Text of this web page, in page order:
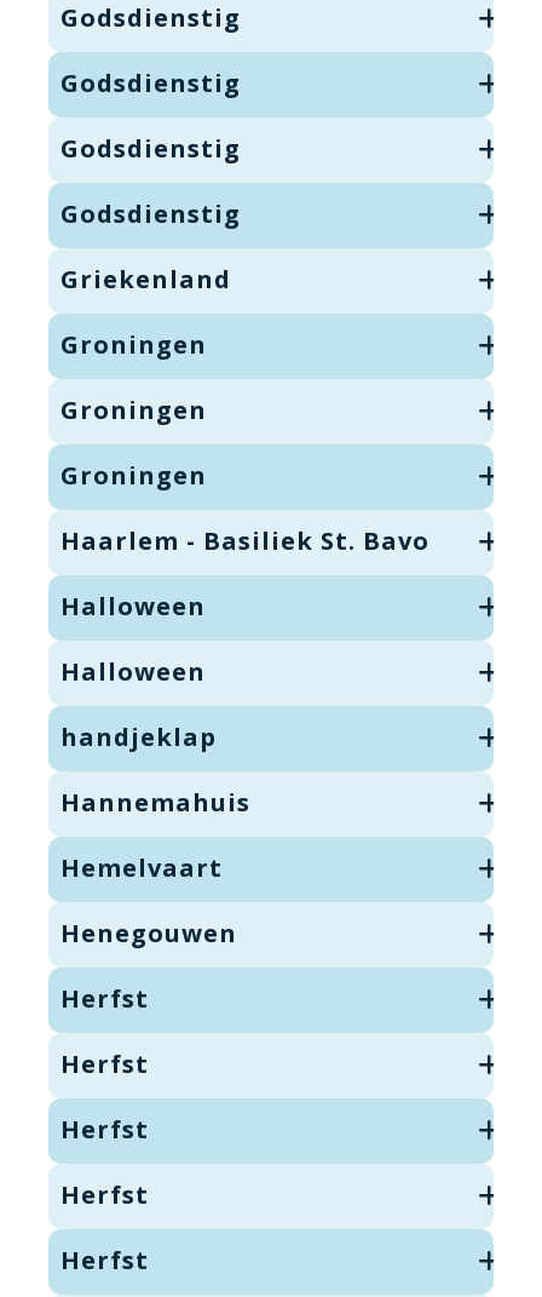
Godsdienstig
Godsdienstig
Godsdienstig
Godsdienstig
Griekenland
Groningen
Groningen
Groningen
Haarlem - Basiliek St. Bavo
Halloween
Halloween
handjeklap
Hannemahuis
Hemelvaart
Henegouwen
Herfst
Herfst
Herfst
Herfst
Herfst